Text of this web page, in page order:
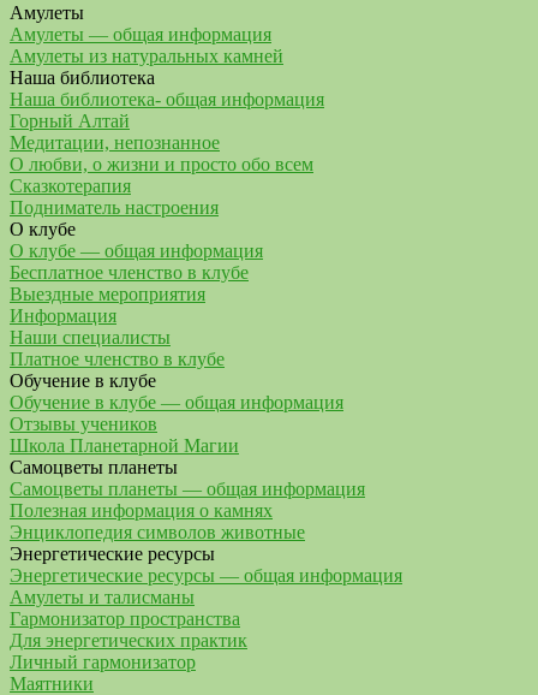
Амулеты
Амулеты — общая информация
Амулеты из натуральных камней
Наша библиотека
Наша библиотека- общая информация
Горный Алтай
Медитации, непознанное
О любви, о жизни и просто обо всем
Сказкотерапия
Подниматель настроения
О клубе
О клубе — общая информация
Бесплатное членство в клубе
Выездные мероприятия
Информация
Наши специалисты
Платное членство в клубе
Обучение в клубе
Обучение в клубе — общая информация
Отзывы учеников
Школа Планетарной Магии
Самоцветы планеты
Самоцветы планеты — общая информация
Полезная информация о камнях
Энциклопедия символов животные
Энергетические ресурсы
Энергетические ресурсы — общая информация
Амулеты и талисманы
Гармонизатор пространства
Для энергетических практик
Личный гармонизатор
Маятники